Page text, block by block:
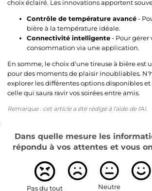
choix éclairé. Les innovations apportent
Contrôle de température avancé-
bière à la température idéale.
Connectivité intelligente- Pour gérer
consommation via une application.
En somme, le choix d'une tireuse à bière est
pour des moments de plaisir inoubliables.
explorer les différentes options disponibles et
celle qui saura ravir vos soirées entre amis.
Remarque : cet article a été rédigé à l'aide de l'AI.
Dans quelle mesure les
répondu à vos attentes et vous
Pas du tout Neutre